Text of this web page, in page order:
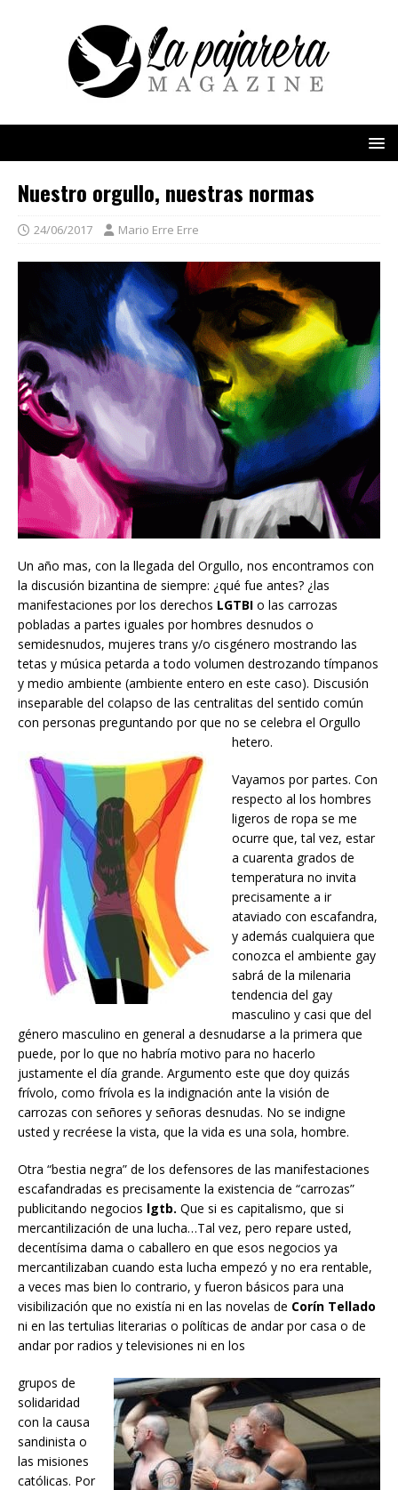
Nuestro orgullo, nuestras normas
24/06/2017 Mario Erre Erre
Un año mas, con la llegada del Orgullo, nos encontramos con
la discusión bizantina de siempre: ¿qué fue antes? ¿las
manifestaciones por los derechos LGTBI o las carrozas
pobladas a partes iguales por hombres desnudos o
semidesnudos, mujeres trans y/o cisgénero mostrando las
tetas y música petarda a todo volumen destrozando tímpanos
y medio ambiente (ambiente entero en este caso). Discusión
inseparable del colapso de las centralitas del sentido común
con personas preguntando por que no se celebra el Orgullo
hetero.
Vayamos por partes. Con
respecto al los hombres
ligeros de ropa se me
ocurre que, tal vez, estar
a cuarenta grados de
temperatura no invita
precisamente a ir
ataviado con escafandra,
y además cualquiera que
conozca el ambiente gay
sabrá de la milenaria
tendencia del gay
masculino y casi que del
género masculino en general a desnudarse a la primera que
puede, por lo que no habría motivo para no hacerlo
justamente el día grande. Argumento este que doy quizás
frívolo, como frívola es la indignación ante la visión de
carrozas con señores y señoras desnudas. No se indigne
usted y recréese la vista, que la vida es una sola, hombre.
Otra “bestia negra” de los defensores de las manifestaciones
escafandradas es precisamente la existencia de “carrozas”
publicitando negocios lgtb. Que si es capitalismo, que si
mercantilización de una lucha…Tal vez, pero repare usted,
decentísima dama o caballero en que esos negocios ya
mercantilizaban cuando esta lucha empezó y no era rentable,
a veces mas bien lo contrario, y fueron básicos para una
visibilización que no existía ni en las novelas de Corín Tellado
ni en las tertulias literarias o políticas de andar por casa o de
andar por radios y televisiones ni en los
grupos de
solidaridad
con la causa
sandinista o
las misiones
católicas. Por